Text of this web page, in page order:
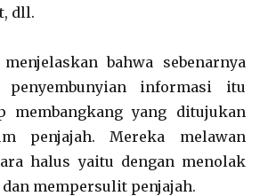
dll.
bahwa sebenarnya
informasi itu
membangkang yang ditujukan
penjajah. Mereka melawan
halus yaitu dengan menolak
mempersulit penjajah.